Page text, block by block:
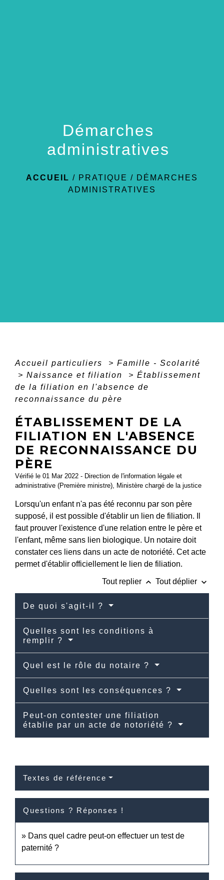
Démarches
administratives
ACCUEIL / PRATIQUE / DÉMARCHES
ADMINISTRATIVES
Accueil particuliers > Famille - Scolarité
> Naissance et filiation > Établissement
de la filiation en l'absence de
reconnaissance du père
ÉTABLISSEMENT DE LA
FILIATION EN L'ABSENCE
DE RECONNAISSANCE DU
PÈRE
Vérifié le 01 Mar 2022 - Direction de l'information légale et
administrative (Première ministre), Ministère chargé de la justice
Lorsqu'un enfant n'a pas été reconnu par son père
supposé, il est possible d'établir un lien de filiation. Il
faut prouver l'existence d'une relation entre le père et
l'enfant, même sans lien biologique. Un notaire doit
constater ces liens dans un acte de notoriété. Cet acte
permet d'établir officiellement le lien de filiation.
Tout replier keyboard_arrow_up Tout déplier keyboard_arrow_down
De quoi s'agit-il ?
Quelles sont les conditions à
remplir ?
Quel est le rôle du notaire ?
Quelles sont les conséquences ?
Peut-on contester une filiation
établie par un acte de notoriété ?
Textes de référence
Questions ? Réponses !
Dans quel cadre peut-on effectuer un test de
paternité ?